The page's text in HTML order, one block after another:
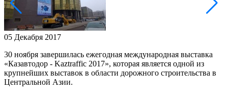
05 Декабря 2017
30 ноября завершилась ежегодная международная выставка
«Казавтодор - Kaztraffic 2017», которая является одной из
крупнейших выставок в области дорожного строительства в
Центральной Азии.